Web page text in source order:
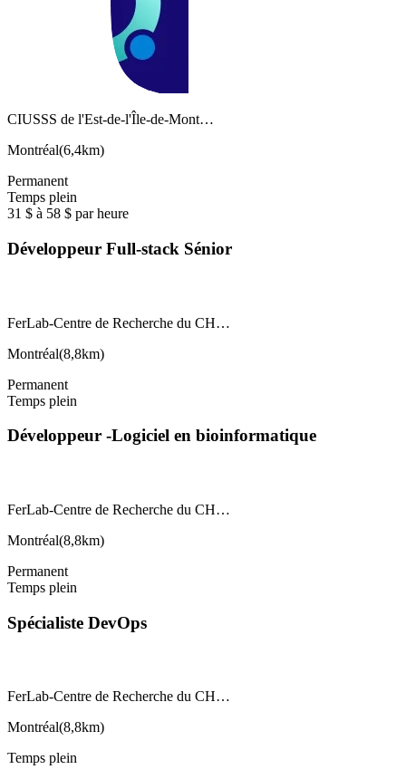
CIUSSS de l'Est-de-l'Île-de-Mont…
Montréal(6,4km)
Permanent
Temps plein
31 $ à 58 $ par heure
Développeur Full-stack Sénior
FerLab-Centre de Recherche du CH…
Montréal(8,8km)
Permanent
Temps plein
Développeur -Logiciel en bioinformatique
FerLab-Centre de Recherche du CH…
Montréal(8,8km)
Permanent
Temps plein
Spécialiste DevOps
FerLab-Centre de Recherche du CH…
Montréal(8,8km)
Temps plein